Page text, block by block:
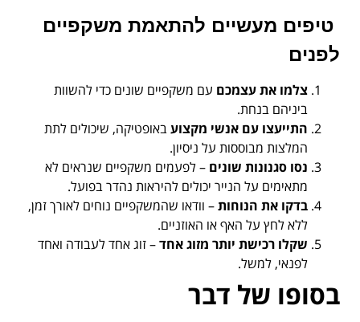
טיפים מעשיים להתאמת משקפיים
לפנים
צלמו את עצמכם עם משקפיים שונים כדי להשוות
ביניהם בנחת.
התייעצו עם אנשי מקצועבאופטיקה, שיכולים לתת
המלצות מבוססות על ניסיון.
נסו סגנונות שונים – לפעמים משקפיים שנראים לא
מתאימים על הנייר יכולים להיראות נהדר בפועל.
בדקו את הנוחות– וודאו שהמשקפיים נוחים לאורך זמן,
ללא לחץ על האף או האוזניים.
שקלו רכישת יותר מזוג אחד– זוג אחד לעבודה ואחד
לפנאי, למשל.
בסופו של דבר